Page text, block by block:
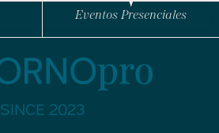
Eventos Presenciales
SINCE 2023